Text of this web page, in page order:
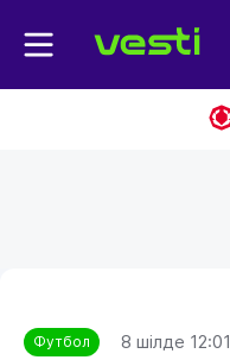
Футбол 8 шілде 12:01